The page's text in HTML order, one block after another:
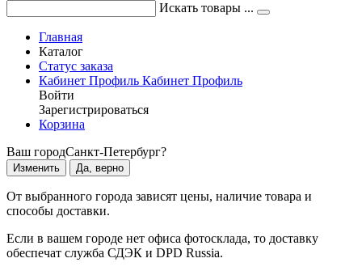
Искать товары ...
Главная
Каталог
Статус заказа
Кабинет Профиль Кабинет Профиль
Войти
Зарегистрироваться
Корзина
Ваш городСанкт-Петербург?
Изменить Да, верно
От выбранного города зависят цены, наличие товара и
способы доставки.
Если в вашем городе нет офиса фотосклада, то доставку
обеспечат служба СДЭК и DPD Russia.